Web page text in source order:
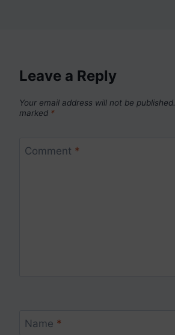
Leave a Reply
Your email address will not be published.
marked *
Comment *
Name *